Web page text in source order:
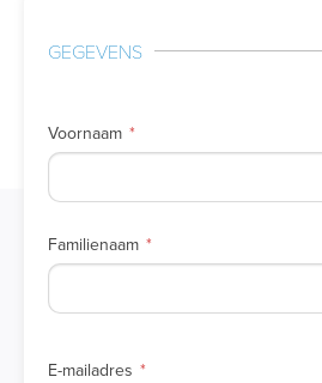
GEGEVENS
Voornaam
Familienaam
E-mailadres